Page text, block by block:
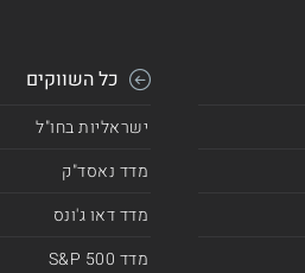
כל השווקים
ישראליות בחו"ל
מדד נאסד"ק
מדד דאו ג'ונס
מדד 500 S&P